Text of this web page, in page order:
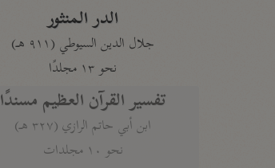
الدر المنثور
جلال الدين السيوطي (٩١١ هـ)
نحو ١٣ مجلدًا
تفسير القرآن العظيم مسندًا
ابن أبي حاتم الرازي (٣٢٧ هـ)
نحو ١٠ مجلدات